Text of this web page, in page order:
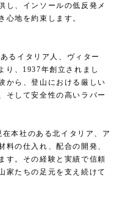
し、インソールの低反発メ
心地を約束します。
るイタリア人、ヴィター
、1937年創立されまし
から、登山における厳しい
そして安全性の高いラバー
本社のある北イタリア、ア
料の仕入れ、配合の開発、
す。その経験と実績で信頼
家たちの足元を支え続けて